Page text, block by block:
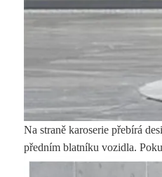
Na straně karoserie přebírá
předním blatníku vozidla.